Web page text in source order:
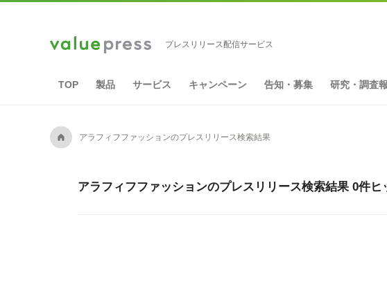
プレスリリース配信サービス
TOP 製品 サービス キャンペーン 告知・募集 研究・調査
A アラフィフファッションのプレスリリース検索結果
アラフィフファッションのプレスリリース検索結果 0件ヒ